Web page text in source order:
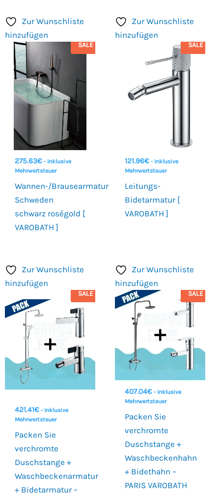
Zur Wunschliste
hinzufügen
SALE
275.63€ - Inklusive
Mehrwertsteuer
Wannen-/Brausearmatur
Schweden
schwarz roségold [
VAROBATH ]
Zur Wunschliste
hinzufügen
SALE
121.96€ - Inklusive
Mehrwertsteuer
Leitungs-
Bidetarmatur [
VAROBATH ]
Zur Wunschliste
hinzufügen
SALE
421.41€ - Inklusive
Mehrwertsteuer
Packen Sie
verchromte
Duschstange +
Waschbeckenarmatur
+ Bidetarmatur –
Zur Wunschliste
hinzufügen
SALE
407.04€ - Inklusive
Mehrwertsteuer
Packen Sie
verchromte
Duschstange +
Waschbeckenhahn
+ Bidethahn –
PARIS VAROBATH